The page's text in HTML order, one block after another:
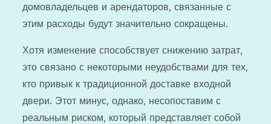
домовладельцев и арендаторов, связанные с
этим расходы будут значительно сокращены.
Хотя изменение способствует снижению затрат,
это связано с некоторыми неудобствами для тех,
кто привык к традиционной доставке входной
двери. Этот минус, однако, несопоставим с
реальным риском, который представляет собой